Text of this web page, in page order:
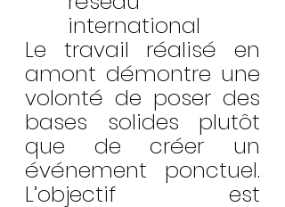
international
Le travail réalisé en
amont démontre une
volonté de poser des
bases solides plutôt
que de créer un
événement ponctuel.
L’objectif est